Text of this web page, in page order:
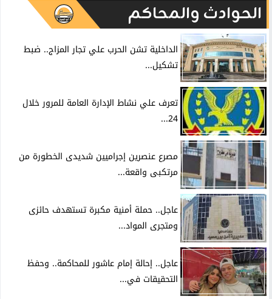
الحوادث والمحاكم
الداخلية تشن الحرب علي تجار المزاج.. ضبط
تشكيل...
تعرف علي نشاط الإدارة العامة للمرور خلال
24...
مصرع عنصرين إجراميين شديدى الخطورة من
مرتكبى واقعة...
عاجل.. حملة أمنية مكبرة تستهدف حائزى
ومتجرى المواد...
عاجل.. إحالة إمام عاشور للمحاكمة.. وحفظ
التحقيقات في...